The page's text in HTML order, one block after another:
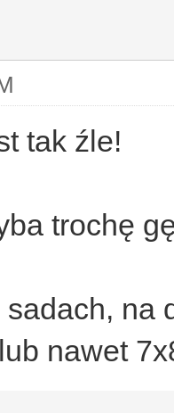
tak źle!
trochę
na
nawet